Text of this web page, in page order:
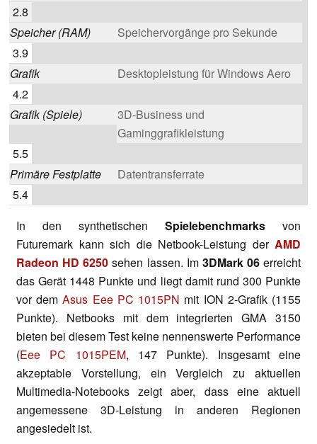
2.8
Speicher (RAM)
Speichervorgänge pro Sekunde
3.9
Grafik
Desktopleistung für Windows Aero
4.2
Grafik (Spiele)
3D-Business und
Gaminggrafikleistung
5.5
Primäre Festplatte
Datentransferrate
5.4
In den synthetischen Spielebenchmarks von
Futuremark kann sich die Netbook-Leistung der AMD
Radeon HD 6250 sehen lassen. Im3DMark 06erreicht
das Gerät 1448 Punkte und liegt damit rund 300 Punkte
vor demAsus Eee PC 1015PN mit ION 2-Grafik (1155
Punkte). Netbooks mit dem integrierten GMA 3150
bieten bei diesem Test keine nennenswerte Performance
(Eee PC 1015PEM, 147 Punkte). Insgesamt eine
akzeptable Vorstellung, ein Vergleich zu aktuellen
Multimedia-Notebooks zeigt aber, dass eine aktuell
angemessene 3D-Leistung in anderen Regionen
angesiedelt ist.